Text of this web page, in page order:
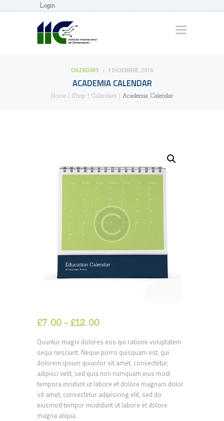
Login
CALENDARS 1 DICIEMBRE, 2016
ACADEMIA CALENDAR
Home Shop Calendars Academia Calendar
INICIO
SEMINARIOS Y
DIPLOMADOS
£7 00 - £12 00
precios:
desde
£70
0
hasta
£120
0
Quuntur magni dolores eos qui ratione voluptatem
sequi nesciunt. Neque porro quisquam est, qui
dolorem ipsum quiaolor sit amet, consectetur,
adipisci velit, sed quia non numquam eius modi
tempora incidunt ut labore et dolore magnam dolor
sit amet, consectetur adipisicing elit, sed do
eiusmod tempor incididunt ut labore et dolore
magna aliqua.